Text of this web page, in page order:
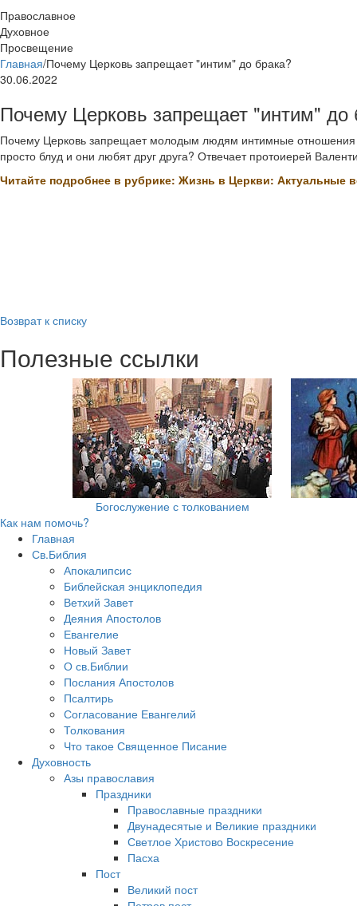
Православное
Духовное
Просвещение
Главная/Почему Церковь запрещает "интим" до брака?
30.06.2022
Почему Церковь запрещает "интим" до
Почему Церковь запрещает молодым людям интимные отношения
просто блуд и они любят друг друга? Отвечает протоиерей
Читайте подробнее в рубрике: Жизнь в Церкви: Актуальные
Возврат к списку
Полезные ссылки
Богослужение с толкованием
Как нам помочь?
Главная
Св.Библия
Апокалипсис
Библейская энциклопедия
Ветхий Завет
Деяния Апостолов
Евангелие
Новый Завет
О св.Библии
Послания Апостолов
Псалтирь
Согласование Евангелий
Толкования
Что такое Священное Писание
Духовность
Азы православия
Праздники
Православные праздники
Двунадесятые и Великие праздники
Светлое Христово Воскресение
Пасха
Пост
Великий пост